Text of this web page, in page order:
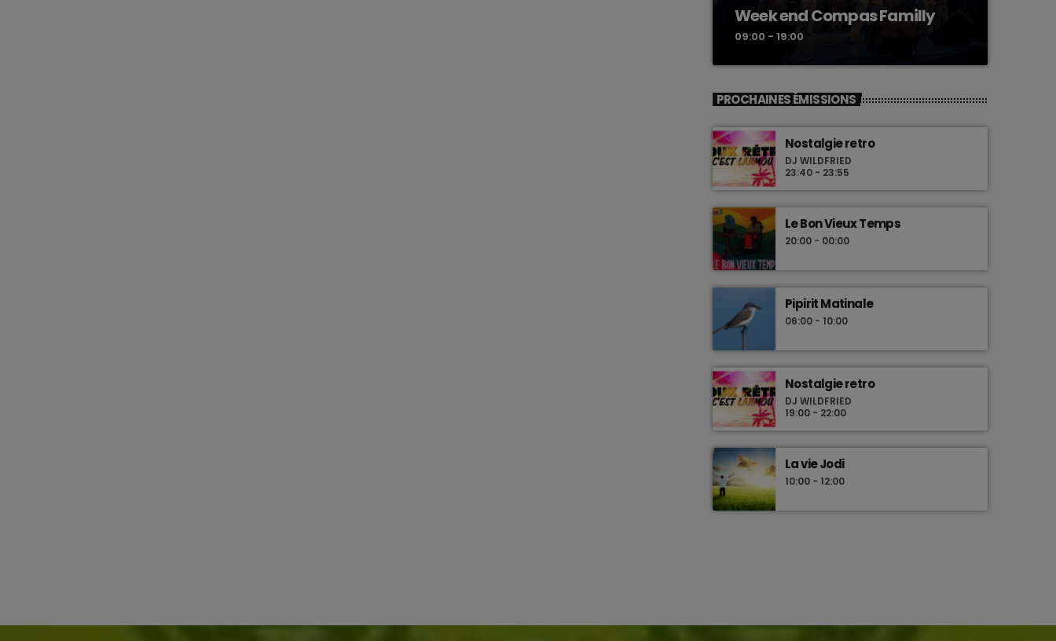
Week end Compas Familly
09:00 - 19:00
PROCHAINES ÉMISSIONS
Nostalgie retro
DJ WILDFRIED
23:40 - 23:55
Le Bon Vieux Temps
20:00 - 00:00
Pipirit Matinale
06:00 - 10:00
Nostalgie retro
DJ WILDFRIED
19:00 - 22:00
La vie Jodi
10:00 - 12:00